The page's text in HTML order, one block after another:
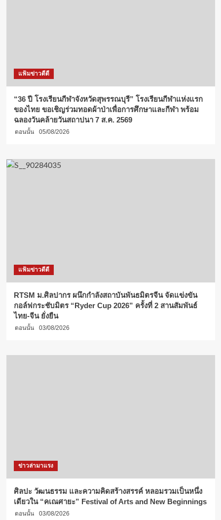
แฟ้มข่าวดีดี
“36 ปี โรงเรียนกีฬาจังหวัดสุพรรณบุรี” โรงเรียนกีฬาแห่งแรก
ของไทย ขอเชิญร่วมทอดผ้าป่าเพื่อการศึกษาและกีฬา พร้อม
ฉลองวันคล้ายวันสถาปนา 7 ส.ค. 2569
ตอนนั้น 05/08/2026
แฟ้มข่าวดีดี
RTSM ม.ศิลปากร ผนึกกำลังสถาบันพันธมิตรจีน จัดแข่งขัน
กอล์ฟกระชับมิตร “Ryder Cup 2026” ครั้งที่ 2 สานสัมพันธ์
ไทย-จีน ยั่งยืน
ตอนนั้น 03/08/2026
ข่าวล่ามาแรง
ศิลปะ วัฒนธรรม และความคิดสร้างสรรค์ หลอมรวมเป็นหนึ่ง
เดียวใน “คเณศายะ” Festival of Arts and New Beginnings
ตอนนั้น 03/08/2026